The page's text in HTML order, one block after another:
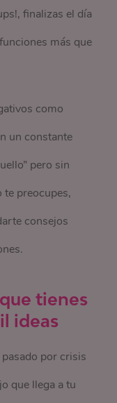
finalizas el día
más que
como
un constante
pero sin
te preocupes,
consejos
tienes
ideas
por crisis
que llega a tu